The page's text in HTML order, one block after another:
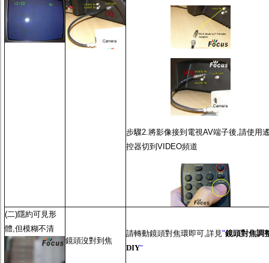
雙絞線傳輸器
雜訊改善器
分配放大器
網路線用水晶頭
步驟2.將影像接到電視AV端子後,請使用
控器切到VIDEO頻道
(二)隱約可見形
體,但模糊不清
鏡頭沒對到焦
請轉動鏡頭對焦環即可,詳見 "鏡頭對焦調
DIY"